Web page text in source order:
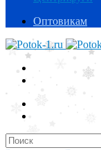
Оптовикам